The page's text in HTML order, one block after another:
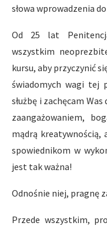
słowa wprowadzenia
Od 25 lat
wszystkim
kursu, aby przyczynić
świadomych wagi tej
służbę i zachęcam
zaangażowaniem,
mądrą kreatywnością,
spowiednikom w
jest tak ważna!
Odnośnie niej, pragnę
Przede wszystkim,